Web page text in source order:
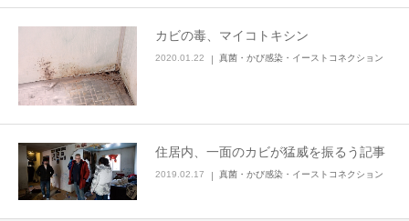
カビの毒、マイコトキシン
2020.01.22 真菌・かび感染・イーストコネクション
住居内、一面のカビが猛威を振るう記事
2019.02.17 真菌・かび感染・イーストコネクション